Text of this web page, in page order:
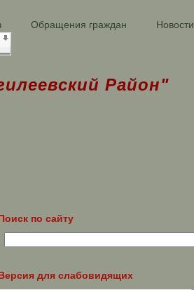
Обращения граждан Новости
Район"
по сайту
для слабовидящих